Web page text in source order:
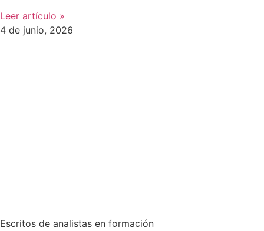
Leer artículo »
4 de junio, 2026
Escritos de analistas en formación